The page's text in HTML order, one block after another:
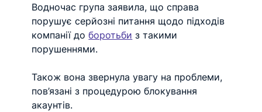
Водночас група заявила, що справа
порушує серйозні питання щодо підходів
компанії до боротьби з такими
порушеннями.
Також вона звернула увагу на проблеми,
пов’язані з процедурою блокування
акаунтів.